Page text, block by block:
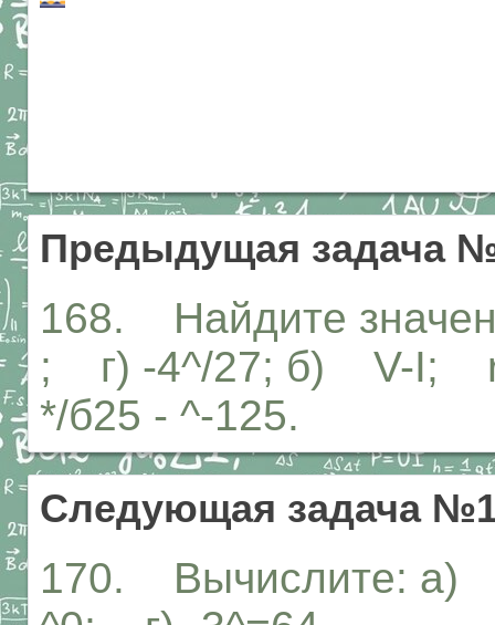
Предыдущая задача
168. Найдите
; г) -4^/27; б) V-I;
*/б25 - ^-125.
Следующая задача
170. Вычислите: